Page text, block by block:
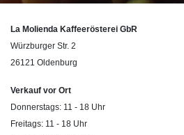
La Molienda Kaffeerösterei GbR
Würzburger Str. 2
26121 Oldenburg
Verkauf vor Ort
Donnerstags: 11 - 18 Uhr
Freitags: 11 - 18 Uhr